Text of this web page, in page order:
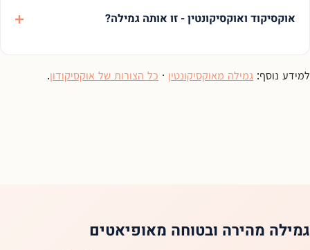
אוקסיקוד ואוקסיקונטין - זו אותה גמילה?
למידע נוסף: גמילה מאוקסיקונטין · כל הצורות של אוקסיקודון.
גמילה מהירה ובטוחה מאופיאטים